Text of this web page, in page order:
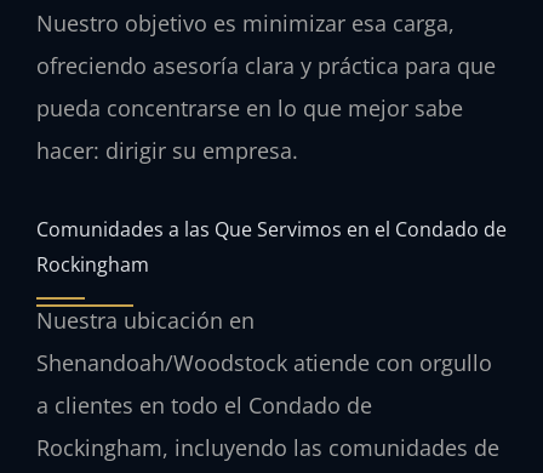
Nuestro objetivo es minimizar esa carga,
ofreciendo asesoría clara y práctica para que
pueda concentrarse en lo que mejor sabe
hacer: dirigir su empresa.
Comunidades a las Que Servimos en el Condado de
Rockingham
Nuestra ubicación en
Shenandoah/Woodstock atiende con orgullo
a clientes en todo el Condado de
Rockingham, incluyendo las comunidades de